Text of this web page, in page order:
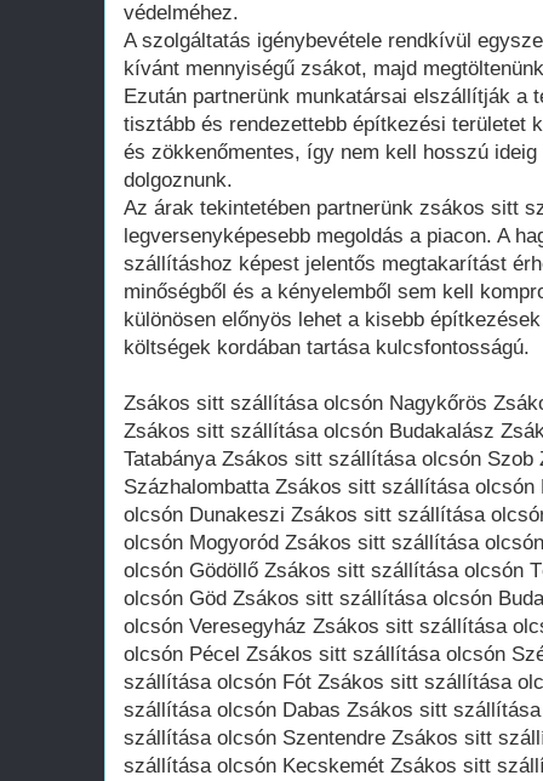
védelméhez.
A szolgáltatás igénybevétele rendkívül
kívánt mennyiségű zsákot, majd
Ezután partnerünk munkatársai elszállítják a
tisztább és rendezettebb építkezési területet
és zökkenőmentes, így nem kell hosszú
dolgoznunk.
Az árak tekintetében partnerünk zsákos sitt
legversenyképesebb megoldás a piacon. A
szállításhoz képest jelentős megtakarítást
minőségből és a kényelemből sem kell
különösen előnyös lehet a kisebb
költségek kordában tartása kulcsfontosságú.
Zsákos sitt szállítása olcsón Nagykőrös
Zsákos sitt szállítása olcsón Budakalász
Tatabánya Zsákos sitt szállítása olcsón
Százhalombatta Zsákos sitt szállítása
olcsón Dunakeszi Zsákos sitt szállítása
olcsón Mogyoród Zsákos sitt szállítása
olcsón Gödöllő Zsákos sitt szállítása olcsón
olcsón Göd Zsákos sitt szállítása olcsón
olcsón Veresegyház Zsákos sitt szállítása
olcsón Pécel Zsákos sitt szállítása olcsón
szállítása olcsón Fót Zsákos sitt szállítása
szállítása olcsón Dabas Zsákos sitt
szállítása olcsón Szentendre Zsákos sitt
szállítása olcsón Kecskemét Zsákos sitt